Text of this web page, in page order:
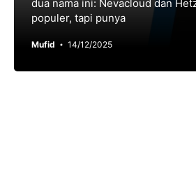
dua nama ini: Nevacloud dan
populer, tapi punya
Mufid 14/12/2025